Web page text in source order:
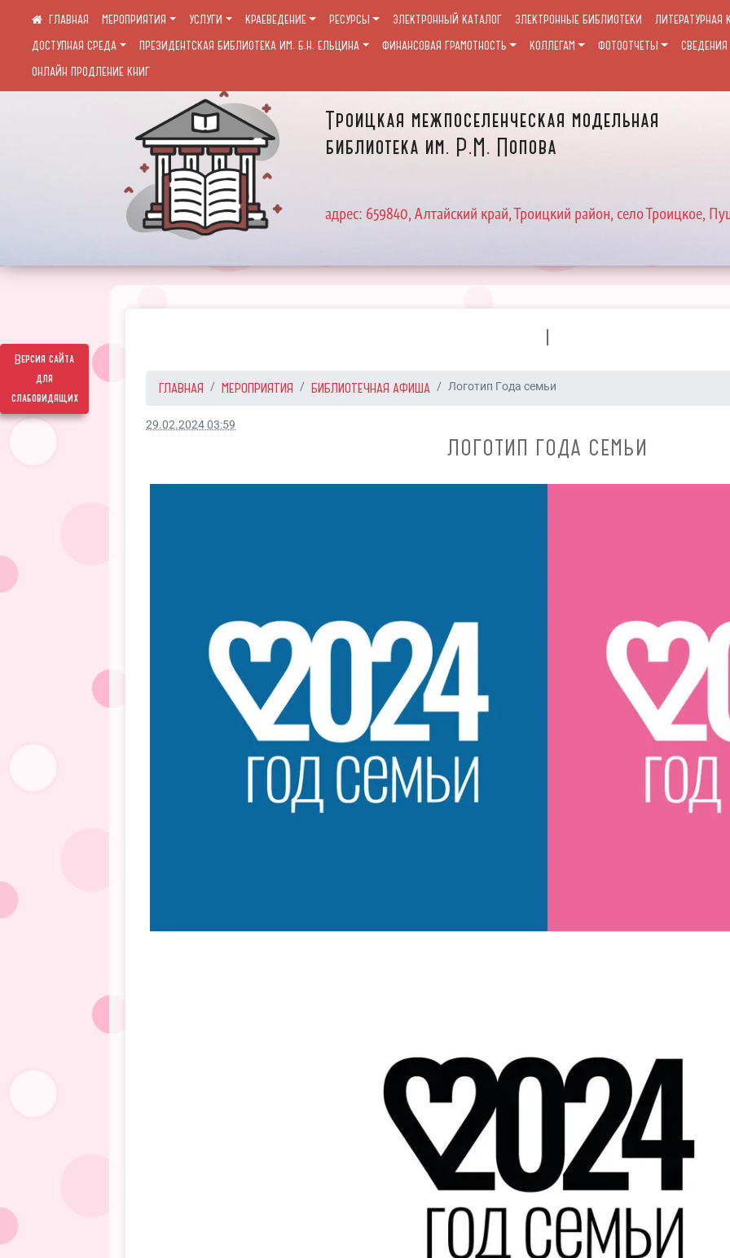
Версия сайта
для
слабовидящих
Троицкая межпоселенческая модельная
библиотека им. Р.М. Попова
адрес: 659840, Алтайский край, Троицкий район, село Троицкое,
МЕРОПРИЯТИЯ УСЛУГИ КРАЕВЕДЕНИЕ РЕСУРСЫ ЭЛЕКТРОННЫЙ КАТАЛОГ ЭЛЕКТРОННЫЕ БИБЛИОТЕКИ
ЛИТЕРАТУРНАЯ
ДОСТУПНАЯ СРЕДА
ПРЕЗИДЕНТСКАЯ БИБЛИОТЕКА ИМ. Б.Н. ЕЛЬЦИНА ФИНАНСОВАЯ ГРАМОТНОСТЬ КОЛЛЕГАМ ФОТООТЧЕТЫ
ОНЛАЙН ПРОДЛЕНИЕ КНИГ
I
ГЛАВНАЯ МЕРОПРИЯТИЯ БИБЛИОТЕЧНАЯ АФИША Логотип Года семьи
29.02.2024 03:59
ЛОГОТИП ГОДА СЕМЬИ